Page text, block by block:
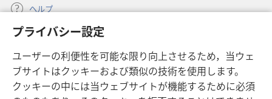
プライバシー設定
ユーザーの利便性を可能な限り向上させるため，当ウェ
ブサイトはクッキーおよび類似の技術を使用します。
クッキーの中には当ウェブサイトが機能するために必須
ヘルプ
寄付
し
い
タ
ブ
ものみの塔 オンライン・ライブラリー
（新
し
®